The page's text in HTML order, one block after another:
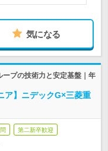
気になる
ープの技術力と安定基盤｜年
】ニデックG×三菱重
第二新卒歓迎